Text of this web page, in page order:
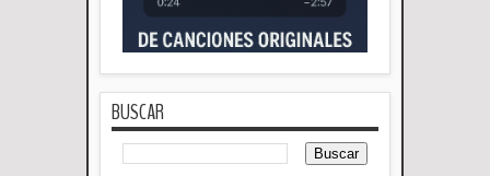
BUSCAR